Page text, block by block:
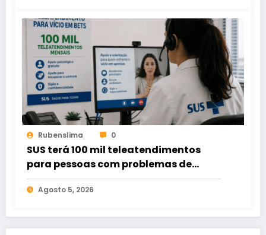
Rubenslima 0
SUS terá 100 mil teleatendimentos
para pessoas com problemas de
apostas em bets
Agosto 5, 2026